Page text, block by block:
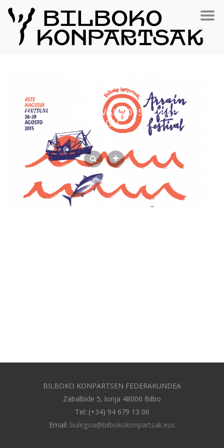
ARRAIN FISH FESTIVAL 2015 AURKEZTU
DUGU
BILBOKO KONPARTSEN FEDERAKUNDEA
Zabalbide 5, lonja 48006 Bilbo
Tel: (+34) 94 679 13 06
Email: bulegoa@bilbokokonpartsak.eus